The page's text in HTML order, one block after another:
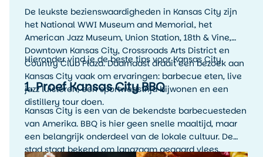
De leukste bezienswaardigheden in Kansas City zijn
het National WWI Museum and Memorial, het
American Jazz Museum, Union Station, 18th & Vine,
Downtown Kansas City, Crossroads Arts District en
Country Club Plaza. Daarnaast draait een bezoek aan
Kansas City vaak om ervaringen: barbecue eten, live
jazz luisteren, een sportwedstrijd bijwonen en een
distillery tour doen.
Hieronder vind je de beste tips voor Kansas City.
1. Proef Kansas City BBQ
Kansas City is een van de bekendste barbecuesteden
van Amerika. BBQ is hier geen snelle maaltijd, maar
een belangrijk onderdeel van de lokale cultuur. De
stad staat bekend om langzaam gegaard vlees,